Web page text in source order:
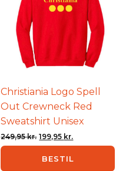
Christiania Logo Spell
Out Crewneck Red
Sweatshirt Unisex
249,95kr. Den
pris
199,95 kr.
aktuelle
pris
BESTIL